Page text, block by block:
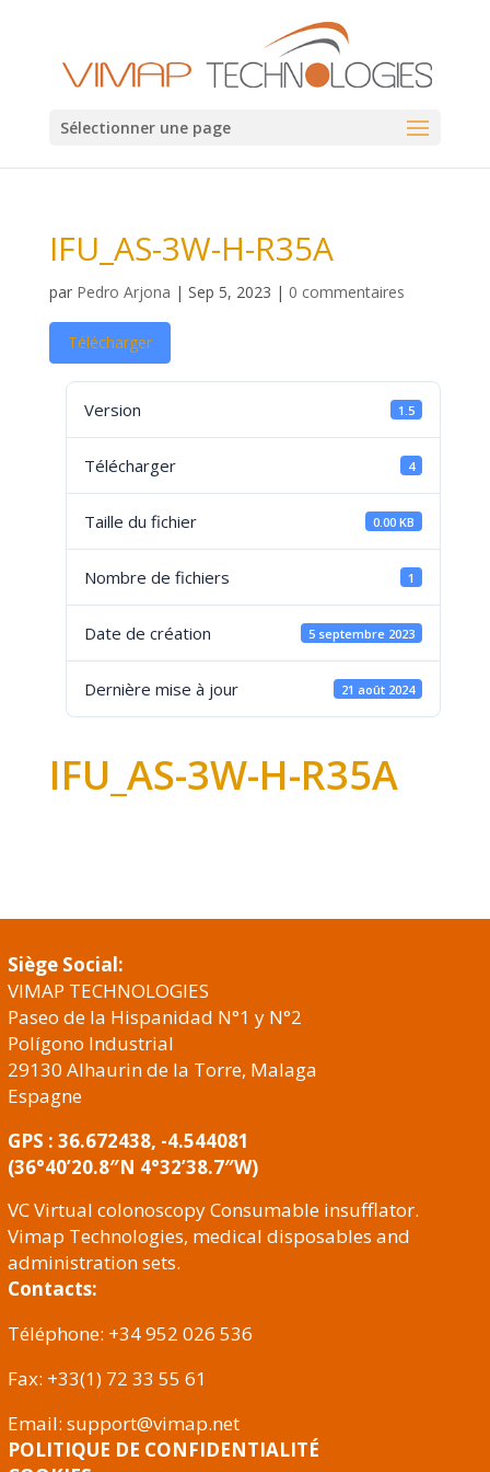
Sélectionner une page
IFU_AS-3W-H-R35A
par Pedro Arjona | Sep 5, 2023 | 0 commentaires
Télécharger
Version 1.5
Télécharger 4
Taille du fichier 0.00 KB
Nombre de fichiers 1
Date de création 5 septembre 2023
Dernière mise à jour 21 août 2024
IFU_AS-3W-H-R35A
Siège Social:
VIMAP TECHNOLOGIES
Paseo de la Hispanidad N°1 y N°2
Polígono Industrial
29130 Alhaurin de la Torre, Malaga
Espagne
GPS : 36.672438, -4.544081
(36°40’20.8″N 4°32’38.7″W)
VC Virtual colonoscopy Consumable insufflator.
Vimap Technologies, medical disposables and
administration sets.
Contacts:
Téléphone: +34 952 026 536
Fax: +33(1) 72 33 55 61
Email: support@vimap.net
POLITIQUE DE CONFIDENTIALITÉ